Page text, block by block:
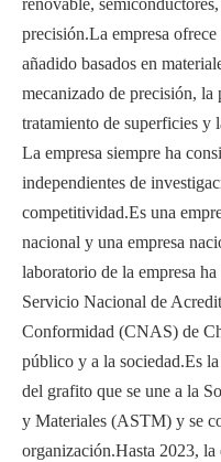
precisión.La empresa
añadido basados ​​en
mecanizado de precisión,
tratamiento de superficies y
La empresa siempre ha
independientes de
competitividad.Es una
nacional y una empresa
laboratorio de la empresa
Servicio Nacional de
Conformidad (CNAS) de
público y a la sociedad.Es
del grafito que se une a la
y Materiales (ASTM) y se
organización.Hasta 2023, la